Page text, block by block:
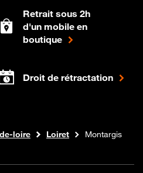
Retrait sous 2h
d'un mobile en
boutique
Droit de rétractation
loire Loiret Montargis